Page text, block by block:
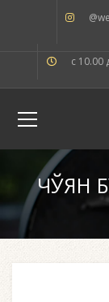
с 10.00
ЧЎЯН